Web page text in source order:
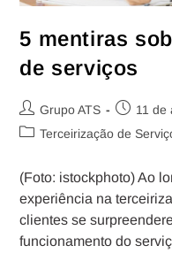
5 mentiras
de serviços
Grupo ATS
11 de
Terceirização de
(Foto: istockphoto) Ao
experiência na
clientes se
funcionamento do